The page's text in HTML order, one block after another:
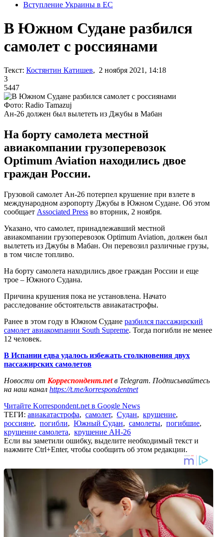
Вступление Украины в ЕС
В Южном Судане разбился
самолет с россиянами
Текст: Костянтин Катишев, 2 ноября 2021, 14:18
3
5447
Фото: Radio Tamazuj
Ан-26 должен был вылететь из Джубы в Мабан
На борту самолета местной
авиакомпании грузоперевозок
Optimum Aviation находились двое
граждан России.
Грузовой самолет Ан-26 потерпел крушение при взлете в
международном аэропорту Джубы в Южном Судане. Об этом
сообщает Associated Press во вторник, 2 ноября.
Указано, что самолет, принадлежавший местной
авиакомпании грузоперевозок Optimum Aviation, должен был
вылететь из Джубы в Мабан. Он перевозил различные грузы,
в том числе топливо.
На борту самолета находились двое граждан России и еще
трое – Южного Судана.
Причина крушения пока не установлена. Начато
расследование обстоятельств авиакатастрофы.
Ранее в этом году в Южном Судане разбился пассажирский
самолет авиакомпании South Supreme. Тогда погибли не менее
12 человек.
В Испании едва удалось избежать столкновения двух
пассажирских самолетов
Новости от Корреспондент.netв Telegram. Подписывайтесь
на наш канал https://t.me/korrespondentnet
Читайте Korrespondent.net в Google News
ТЕГИ: авиакатастрофа, самолет, Судан, крушение,
россияне, погибли, Южный Судан, самолеты, погибшие,
крушение самолета, крушение АН-26
Если вы заметили ошибку, выделите необходимый текст и
нажмите Ctrl+Enter, чтобы сообщить об этом редакции.